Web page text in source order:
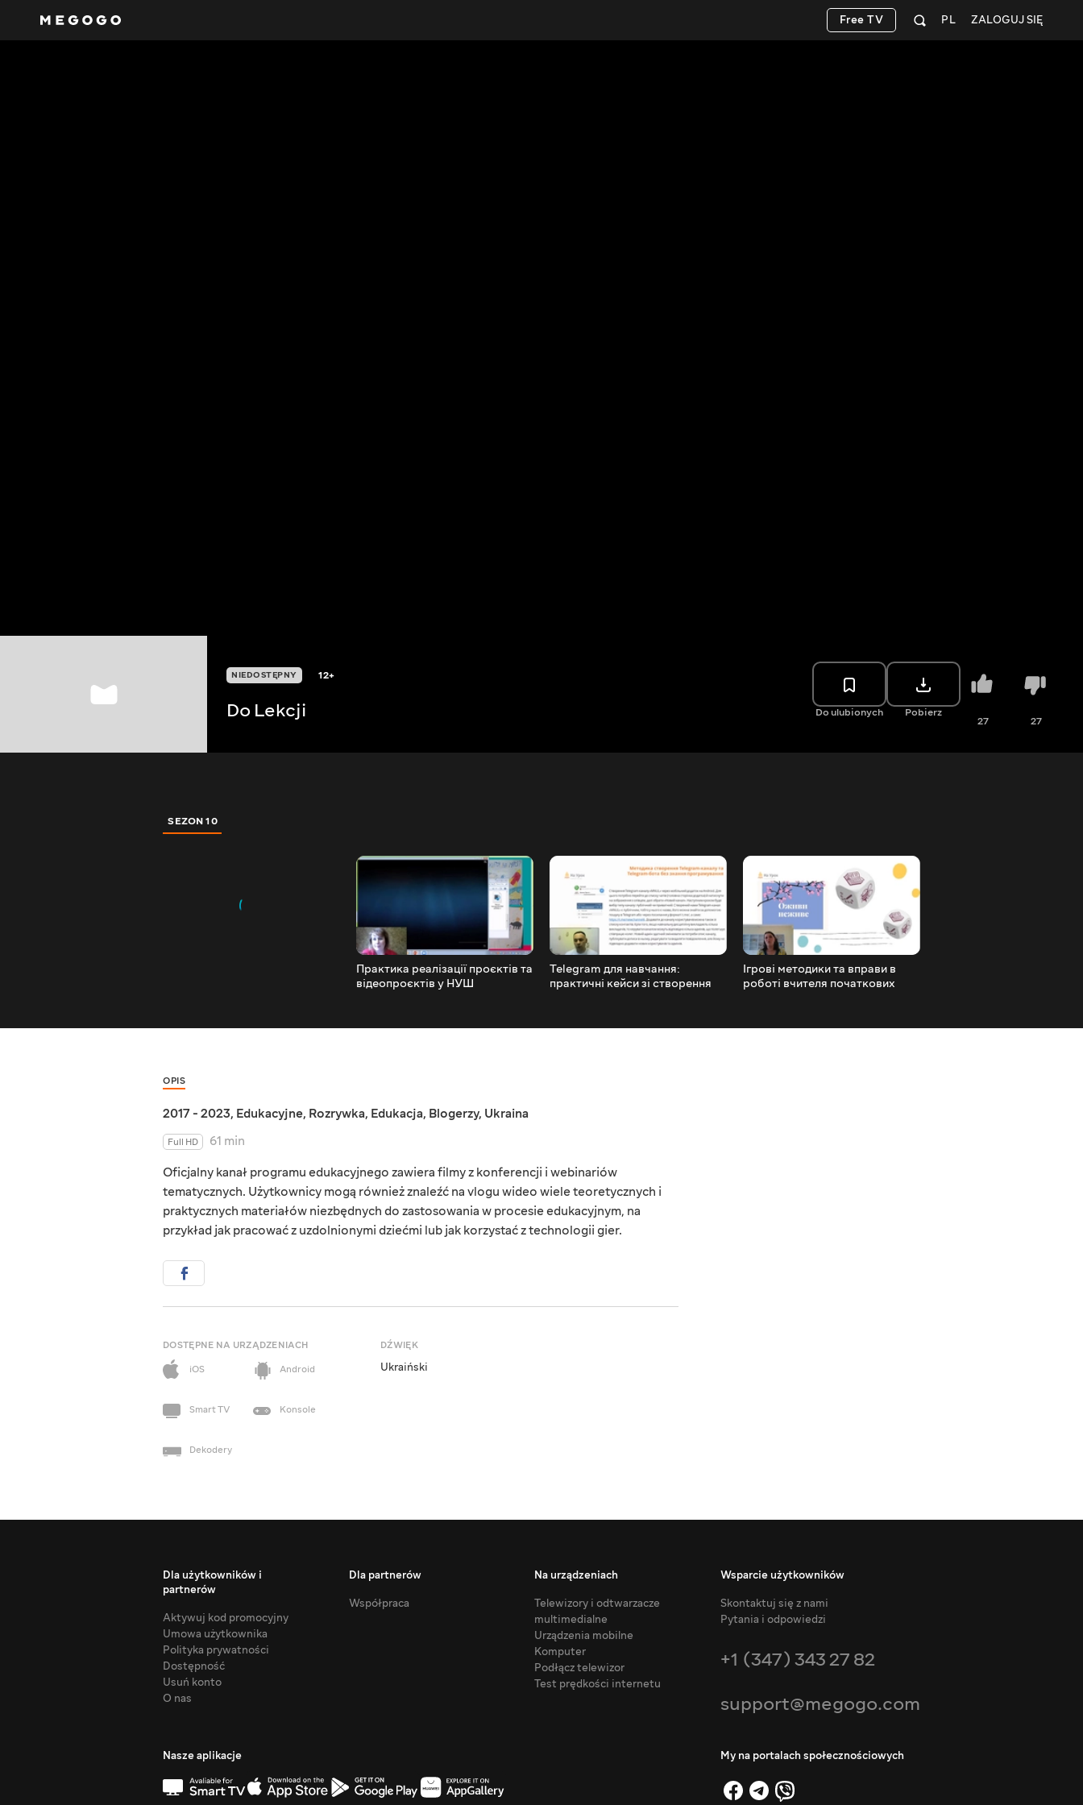
ZALOGUJ SIĘ
PL
Free TV
NIEDOSTĘPNY 12+
Do Lekcji Do ulubionych Pobierz
27 27
SEZON 10
Практика реалізації проєктів та
відеопроєктів у НУШ
Telegram для навчання:
практичні кейси зі створення
Ігрові методики та вправи в
роботі вчителя початкових
OPIS
2017 - 2023, Edukacyjne, Rozrywka, Edukacja, Blogerzy, Ukraina
Full HD
61 min
Oficjalny kanał programu edukacyjnego zawiera filmy z konferencji i webinariów
tematycznych. Użytkownicy mogą również znaleźć na vlogu wideo wiele teoretycznych i
praktycznych materiałów niezbędnych do zastosowania w procesie edukacyjnym, na
przykład jak pracować z uzdolnionymi dziećmi lub jak korzystać z technologii gier.
DOSTĘPNE NA URZĄDZENIACH
iOS
Android
Smart TV Konsole
Dekodery
DŹWIĘK
Ukraiński
Dla użytkowników i
partnerów
Aktywuj kod promocyjny
Umowa użytkownika
Polityka prywatności
Dostępność
Usuń konto
O nas
Dla partnerów
Współpraca
Na urządzeniach
Telewizory i odtwarzacze
multimedialne
Urządzenia mobilne
Komputer
Podłącz telewizor
Test prędkości internetu
Wsparcie użytkowników
Skontaktuj się z nami
Pytania i odpowiedzi
+1 (347) 343 27 82
support@megogo.com
Nasze aplikacje My na portalach społecznościowych